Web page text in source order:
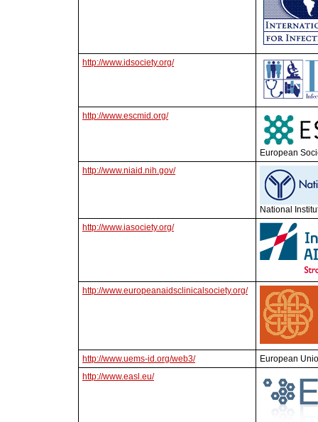
http://www.idsociety.org/
http://www.escmid.org/
European
http://www.niaid.nih.gov/
National
http://www.iasociety.org/
http://www.europeanaidsclinicalsociety.org/
http://www.uems-id.org/web3/
European
http://www.easl.eu/